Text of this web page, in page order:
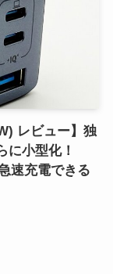
レビュー】独
に小型化！
速充電できる